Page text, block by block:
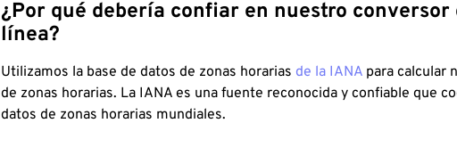
¿Por qué debería confiar en nuestro conversor
línea?
Utilizamos la base de datos de zonas horarias de la IANA para calcular
de zonas horarias. La IANA es una fuente reconocida y confiable que
datos de zonas horarias mundiales.